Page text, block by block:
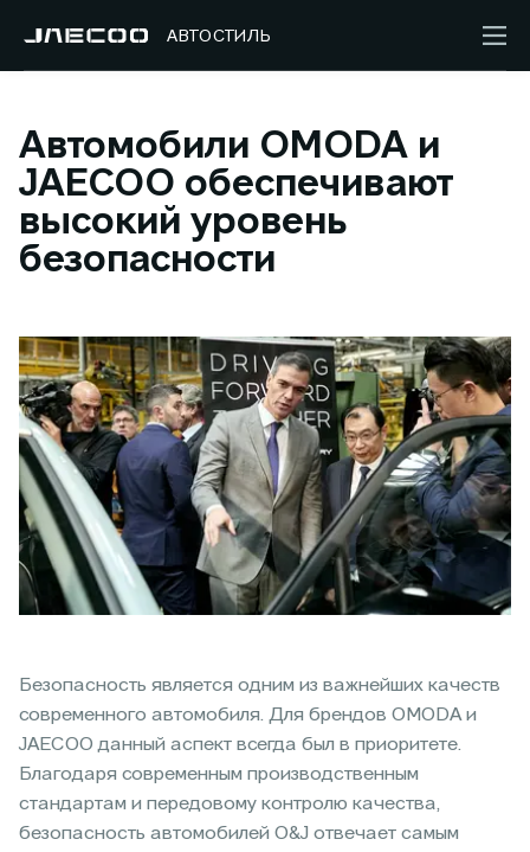
АВТОСТИЛЬ
Автомобили OMODA и
JAECOO обеспечивают
высокий уровень
безопасности
Безопасность является одним из важнейших качеств
современного автомобиля. Для брендов OMODA и
JAECOO данный аспект всегда был в приоритете.
Благодаря современным производственным
стандартам и передовому контролю качества,
безопасность автомобилей O&J отвечает самым